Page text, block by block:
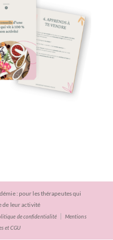
: pour les thérapeutes qui
de leur activité
de confidentialité
Mentions
et CGU